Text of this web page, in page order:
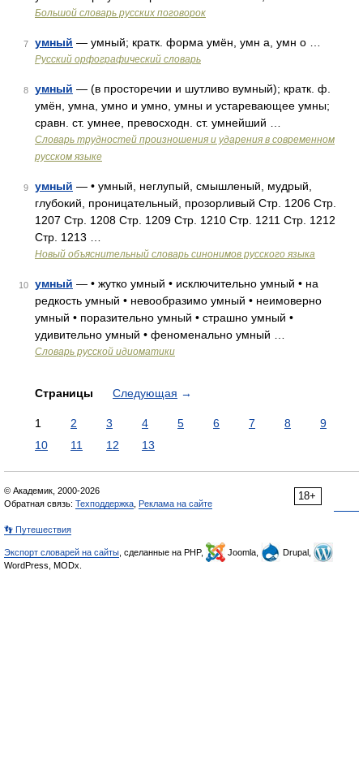
Большой словарь русских поговорок
7 умный — умный; кратк. форма умён, умн а, умн о …
Русский орфографический словарь
8 умный — (в просторечии и шутливо вумный); кратк. ф.
умён, умна, умно и умно, умны и устаревающее умны;
сравн. ст. умнее, превосходн. ст. умнейший …
Словарь трудностей произношения и ударения в современном
русском языке
9 умный — • умный, неглупый, смышленый, мудрый,
глубокий, проницательный, прозорливый Стр. 1206 Стр.
1207 Стр. 1208 Стр. 1209 Стр. 1210 Стр. 1211 Стр. 1212
Стр. 1213 …
Новый объяснительный словарь синонимов русского языка
10 умный — • жутко умный • исключительно умный • на
редкость умный • невообразимо умный • неимоверно
умный • поразительно умный • страшно умный •
удивительно умный • феноменально умный …
Словарь русской идиоматики
Страницы Следующая →
1 2 3 4 5 6 7 8
9
10
11 12 13
18+
© Академик, 2000-2026
Обратная связь: Техподдержка Реклама на сайте
👣 Путешествия
Экспорт словарей на сайты , сделанные на PHP, Joomla,
Drupal,
WordPress, MODx.